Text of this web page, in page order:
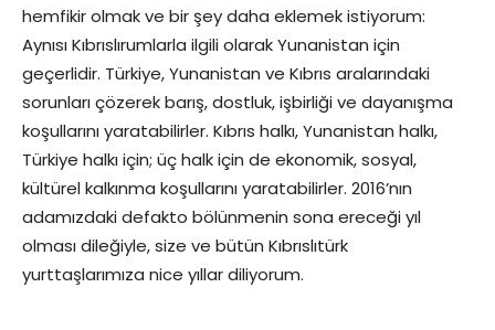
hemfikir olmak ve bir şey daha eklemek istiyorum:
Aynısı Kıbrıslırumlarla ilgili olarak Yunanistan için
geçerlidir. Türkiye, Yunanistan ve Kıbrıs aralarındaki
sorunları çözerek barış, dostluk, işbirliği ve dayanışma
koşullarını yaratabilirler. Kıbrıs halkı, Yunanistan halkı,
Türkiye halkı için; üç halk için de ekonomik, sosyal,
kültürel kalkınma koşullarını yaratabilirler. 2016’nın
adamızdaki defakto bölünmenin sona ereceği yıl
olması dileğiyle, size ve bütün Kıbrıslıtürk
yurttaşlarımıza nice yıllar diliyorum.